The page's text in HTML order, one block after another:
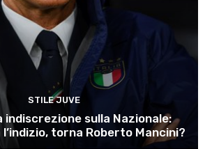
STILE JUVE
indiscrezione sulla Nazionale:
l’indizio, torna Roberto Mancini?